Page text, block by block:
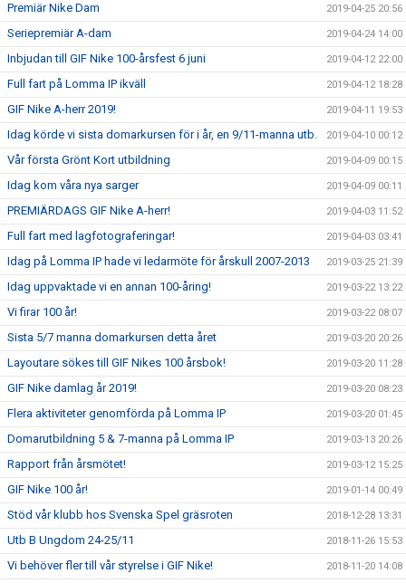
Premiär Nike Dam 2019-04-25 20:56
Seriepremiär A-dam 2019-04-24 14:00
Inbjudan till GIF Nike 100-årsfest 6 juni 2019-04-12 22:00
Full fart på Lomma IP ikväll 2019-04-12 18:28
GIF Nike A-herr 2019! 2019-04-11 19:53
Idag körde vi sista domarkursen för i år, en 9/11-manna utb. 2019-04-10 00:12
Vår första Grönt Kort utbildning 2019-04-09 00:15
Idag kom våra nya sarger 2019-04-09 00:11
PREMIÄRDAGS GIF Nike A-herr! 2019-04-03 11:52
Full fart med lagfotograferingar! 2019-04-03 03:41
Idag på Lomma IP hade vi ledarmöte för årskull 2007-2013 2019-03-25 21:39
Idag uppvaktade vi en annan 100-åring! 2019-03-22 13:22
Vi firar 100 år! 2019-03-22 08:07
Sista 5/7 manna domarkursen detta året 2019-03-20 20:26
Layoutare sökes till GIF Nikes 100 årsbok! 2019-03-20 11:28
GIF Nike damlag år 2019! 2019-03-20 08:23
Flera aktiviteter genomförda på Lomma IP 2019-03-20 01:45
Domarutbildning 5 & 7-manna på Lomma IP 2019-03-13 20:26
Rapport från årsmötet! 2019-03-12 15:25
GIF Nike 100 år! 2019-01-14 00:49
Stöd vår klubb hos Svenska Spel gräsroten 2018-12-28 13:31
Utb B Ungdom 24-25/11 2018-11-26 15:53
Vi behöver fler till vår styrelse i GIF Nike! 2018-11-20 14:08